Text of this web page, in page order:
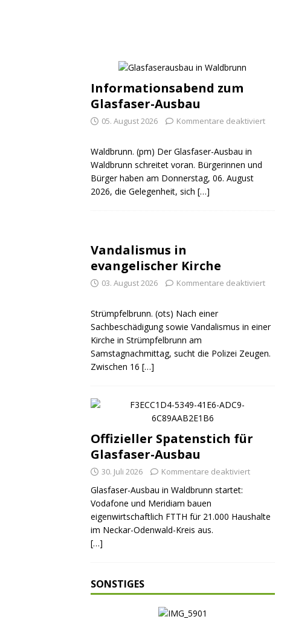
Informationsabend zum
Glasfaser-Ausbau
05. August 2026 Kommentare deaktiviert
Waldbrunn. (pm) Der Glasfaser-Ausbau in
Waldbrunn schreitet voran. Bürgerinnen und
Bürger haben am Donnerstag, 06. August
2026, die Gelegenheit, sich […]
Vandalismus in
evangelischer Kirche
03. August 2026 Kommentare deaktiviert
Strümpfelbrunn. (ots) Nach einer
Sachbeschädigung sowie Vandalismus in einer
Kirche in Strümpfelbrunn am
Samstagnachmittag, sucht die Polizei Zeugen.
Zwischen 16 […]
Offizieller Spatenstich für
Glasfaser-Ausbau
30. Juli 2026 Kommentare deaktiviert
Glasfaser-Ausbau in Waldbrunn startet:
Vodafone und Meridiam bauen
eigenwirtschaftlich FTTH für 21.000 Haushalte
im Neckar-Odenwald-Kreis aus.
[…]
SONSTIGES